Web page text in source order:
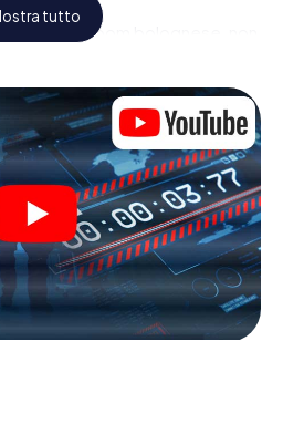
Escape Room bolognese, non
è il suo campo di gioco
per la sua avventura da
smartphone con accesso a
dà accesso alla nostra app web.
nulla per essere trascinati
minigiochi complicati e
origli le spie nemiche e
dalla sua parte. In questo
lei e la sua squadra dovete
cattivi. A differenza di James
nel punteggio più alto
alla vostra personale
tutto